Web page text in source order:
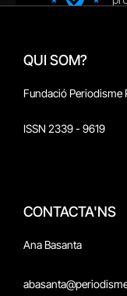
QUI SOM?
Fundació Periodisme
ISSN 2339 - 9619
CONTACTA'NS
Ana Basanta